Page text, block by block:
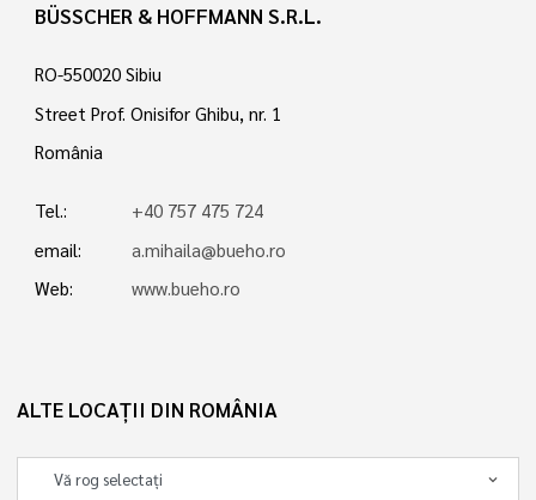
BÜSSCHER & HOFFMANN S.R.L.
RO-550020 Sibiu
Street Prof. Onisifor Ghibu, nr. 1
România
Tel.:
+40 757 475 724
email:
a.mihaila@bueho.ro
Web:
www.bueho.ro
ALTE LOCAȚII DIN ROMÂNIA